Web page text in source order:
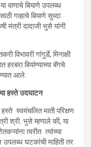
वाणाचे बियाणे उपलब्ध
गव्हाचे बियाणे सुध्दा
मंत्री दादाजी भुसे यांनी
विभावरी गांगुर्डे, मिनाक्षी
हरबरा बियांण्याच्या बॅगचे
आले.
हस्ते उदघाटन
स्वयंचलित माती परिक्षण
श्री. भुसे म्हणाले की, या
त्वरीत त्यांच्या
उपलब्ध घटकांची माहिती तर